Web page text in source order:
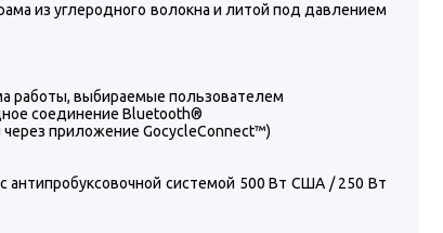
из углеродного волокна и литой под давлением
работы, выбираемые пользователем
соединение Bluetooth®
приложение GocycleConnect™)
антипробуксовочной системой 500 Вт США / 250 Вт